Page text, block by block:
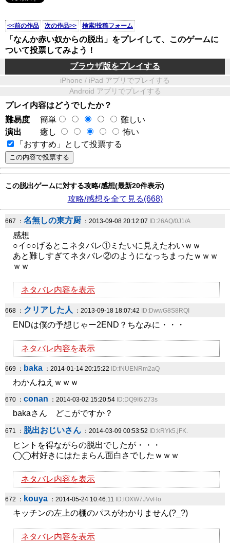
<<前の作品 次の作品>> 検索/投稿フォーム
「なんか赤い奴からの脱出」をプレイして、このゲームに
ついて投票してみよう！
ブラウザ版をプレイする
iPhone / iPad アプリでプレイする
Android アプリでプレイする
プレイ内容はどうでしたか？
難易度
簡単
難しい
演出
癒し
怖い
「おすすめ」として投票する
この脱出ゲームに対する攻略/感想(最新20件表示)
攻略/感想を全て見る(668)
667 ： 名無しの東方厨 ：2013-09-08 20:12:07 ID:26AQ/0J1/A
感想
○イ○○げるとこネタバレ①ミたいに見えたわいｗｗ
あと難しすぎてネタバレ②のようになっちまったｗｗｗ
ｗｗ
ネタバレ内容を表示
668 ： クリアした人 ：2013-09-18 18:07:42 ID:DwwG8S8RQI
ENDは僕の予想じゃー2END？ちなみに・・・
ネタバレ内容を表示
669 ： baka ：2014-01-14 20:15:22 ID:fNUENRm2aQ
わかんねえｗｗｗ
670 ： conan ：2014-03-02 15:20:54 ID:DQ9I6l273s
bakaさん どこがですか？
671 ： 脱出おじいさん ：2014-03-09 00:53:52 ID:kRYk5.jFK.
ヒントを得ながらの脱出でしたが・・・
◯◯村好きにはたまらん面白さでしたｗｗｗ
ネタバレ内容を表示
672 ： kouya ：2014-05-24 10:46:11 ID:lOXW7JVvHo
キッチンの左上の棚のパスがわかりません(?_?)
ネタバレ内容を表示